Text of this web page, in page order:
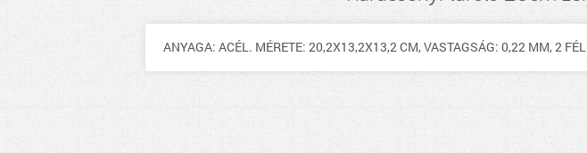
ANYAGA: ACÉL. MÉRETE: 20,2X13,2X13,2 CM, VASTAGSÁG: 0,22 MM, 2